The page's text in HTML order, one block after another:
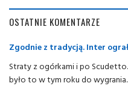
OSTATNIE KOMENTARZE
Zgodnie z tradycją. Inter
Straty z ogórkami i po
było to w tym roku do